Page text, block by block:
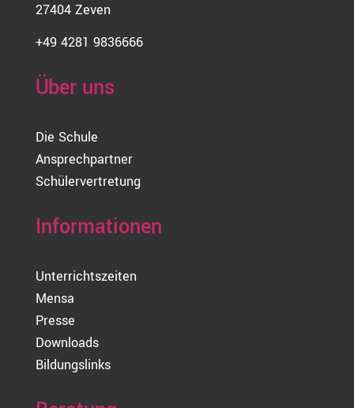
27404 Zeven
+49 4281 9836666
Über uns
Die Schule
Ansprechpartner
Schülervertretung
Informationen
Unterrichtszeiten
Mensa
Presse
Downloads
Bildungslinks